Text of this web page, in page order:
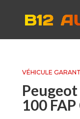
VÉHICULE
100